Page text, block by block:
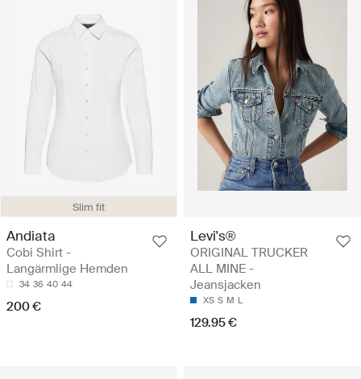
Slim fit
Andiata
Cobi Shirt -
Langärmlige Hemden
34 36 40 44
200 €
Levi's®
ORIGINAL TRUCKER
ALL MINE -
Jeansjacken
XS S M L
129.95 €